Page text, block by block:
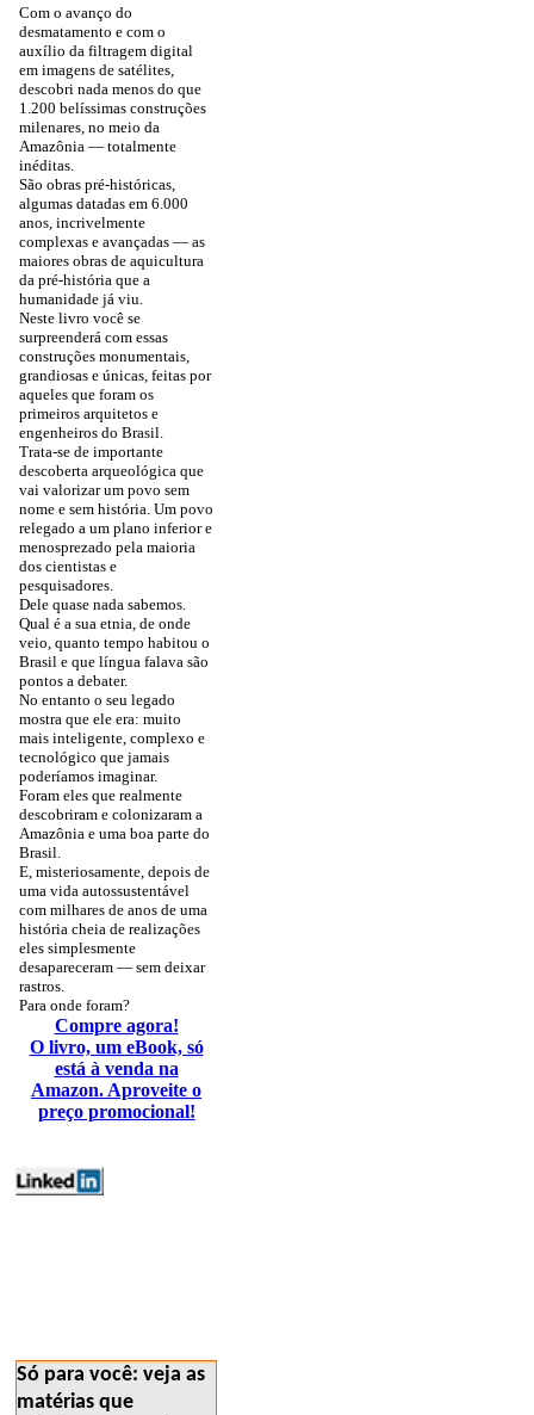
Com o avanço do
desmatamento e com o
auxílio da filtragem digital
em imagens de satélites,
descobri nada menos do que
1.200 belíssimas construções
milenares, no meio da
Amazônia — totalmente
inéditas.
São obras pré-históricas,
algumas datadas em 6.000
anos, incrivelmente
complexas e avançadas — as
maiores obras de aquicultura
da pré-história que a
humanidade já viu.
Neste livro você se
surpreenderá com essas
construções monumentais,
grandiosas e únicas, feitas por
aqueles que foram os
primeiros arquitetos e
engenheiros do Brasil.
Trata-se de importante
descoberta arqueológica que
vai valorizar um povo sem
nome e sem história. Um povo
relegado a um plano inferior e
menosprezado pela maioria
dos cientistas e
pesquisadores.
Dele quase nada sabemos.
Qual é a sua etnia, de onde
veio, quanto tempo habitou o
Brasil e que língua falava são
pontos a debater.
No entanto o seu legado
mostra que ele era: muito
mais inteligente, complexo e
tecnológico que jamais
poderíamos imaginar.
Foram eles que realmente
descobriram e colonizaram a
Amazônia e uma boa parte do
Brasil.
E, misteriosamente, depois de
uma vida autossustentável
com milhares de anos de uma
história cheia de realizações
eles simplesmente
desapareceram — sem deixar
rastros.
Para onde foram?
Compre agora!
O livro, um eBook, só
está à venda na
Amazon. Aproveite o
preço promocional!
Só para você: veja as
matérias que